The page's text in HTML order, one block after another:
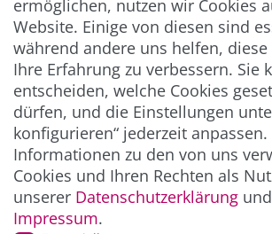
** Hierbei handelt es sich
ZAHLUNG & VERSAND
ermöglichen, nutzen wir Cookies
Website. Einige von diesen sind
während andere uns helfen,
Ihre Erfahrung zu verbessern. Sie
entscheiden, welche Cookies
dürfen, und die Einstellungen
konfigurieren“ jederzeit
Informationen zu den von uns
Cookies und Ihren Rechten als
unserer Daten­schutz­erklärung
Impressum.